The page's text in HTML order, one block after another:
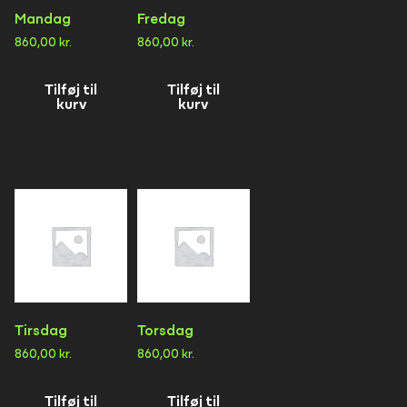
Mandag
860,00 kr.
Tilføj til
kurv
Fredag
860,00 kr.
Tilføj til
kurv
Tirsdag
860,00 kr.
Tilføj til
Torsdag
860,00 kr.
Tilføj til